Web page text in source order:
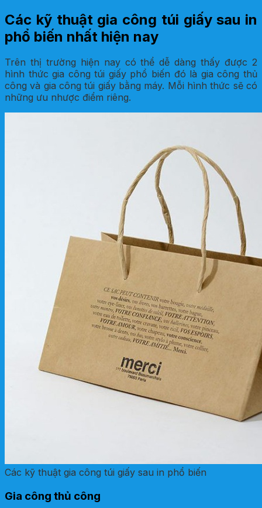
Các kỹ thuật gia công túi giấy sau in
phổ biến nhất hiện nay
Trên thị trường hiện nay có thể dễ dàng thấy được 2
hình thức gia công túi giấy phổ biến đó là gia công thủ
công và gia công túi giấy bằng máy. Mỗi hình thức sẽ có
những ưu nhược điểm riêng.
Các kỹ thuật gia công túi giấy sau in phổ biến
Gia công thủ công